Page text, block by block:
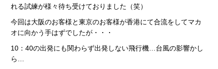
れる試練が様々待ち受けておりました（笑）
今回は大阪のお客様と東京のお客様が香港にて合流をしてマカ
オに向かう手はずでしたが・・・
10：40の出発にも関わらず出発しない飛行機…台風の影響かし
ら…